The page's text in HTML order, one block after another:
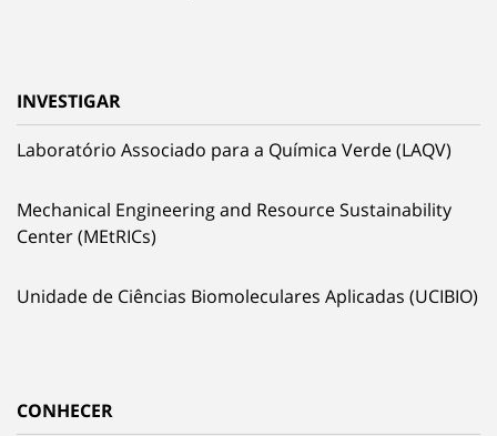
INVESTIGAR
Laboratório Associado para a Química Verde (LAQV)
Mechanical Engineering and Resource Sustainability
Center (MEtRICs)
Unidade de Ciências Biomoleculares Aplicadas (UCIBIO)
CONHECER